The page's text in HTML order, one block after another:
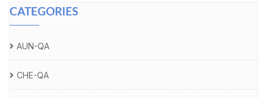
CATEGORIES
AUN-QA
CHE-QA